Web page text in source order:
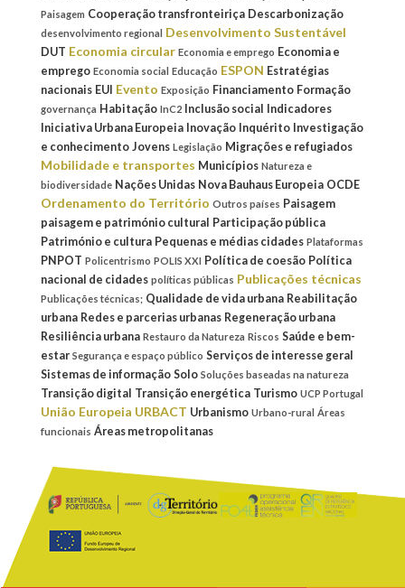
Paisagem Cooperação transfronteiriça Descarbonização
desenvolvimento regional Desenvolvimento Sustentável
DUT Economia circular Economia e emprego Economia e
emprego Economia social Educação ESPON Estratégias
nacionais EUI Evento Exposição Financiamento Formação
governança Habitação InC2 Inclusão social
Indicadores
Iniciativa Urbana Europeia Inovação Inquérito Investigação
e conhecimento Jovens Legislação Migrações e refugiados
Mobilidade e transportes Municípios Natureza e
biodiversidade Nações Unidas Nova Bauhaus Europeia OCDE
Ordenamento do Território Outros países Paisagem
paisagem e património cultural Participação pública
Património e cultura Pequenas e médias cidades Plataformas
PNPOT Policentrismo POLIS XXI Política de coesão Política
nacional de cidades políticas públicas Publicações técnicas
Publicações técnicas; Qualidade de vida urbana Reabilitação
urbana Redes e parcerias urbanas Regeneração urbana
Resiliência urbana Restauro da Natureza Riscos Saúde e bem-
estar Segurança e espaço público Serviços de interesse geral
Sistemas de informação Solo Soluções baseadas na natureza
Transição digital Transição energética Turismo UCP Portugal
União Europeia URBACT Urbanismo Urbano-rural Áreas
funcionais Áreas metropolitanas